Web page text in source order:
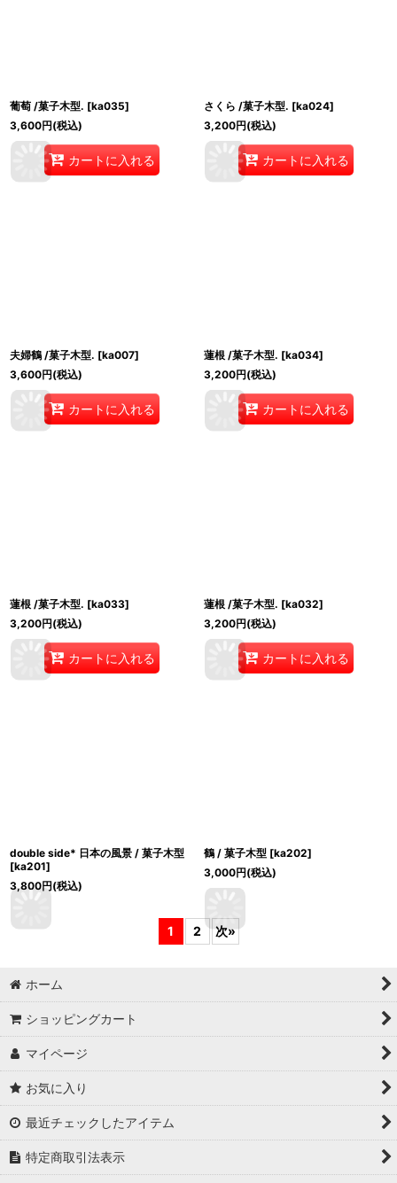
葡萄 /菓子木型. [ka035]
3,600円(税込)
カートに入れる
さくら /菓子木型. [ka024]
3,200円(税込)
カートに入れる
夫婦鶴 /菓子木型. [ka007]
3,600円(税込)
カートに入れる
蓮根 /菓子木型. [ka034]
3,200円(税込)
カートに入れる
蓮根 /菓子木型. [ka033]
3,200円(税込)
カートに入れる
蓮根 /菓子木型. [ka032]
3,200円(税込)
カートに入れる
double side* 日本の風景 / 菓子木型
[ka201]
3,800円(税込)
鶴 / 菓子木型 [ka202]
3,000円(税込)
1 2 次»
ホーム
ショッピングカート
マイページ
お気に入り
最近チェックしたアイテム
特定商取引法表示